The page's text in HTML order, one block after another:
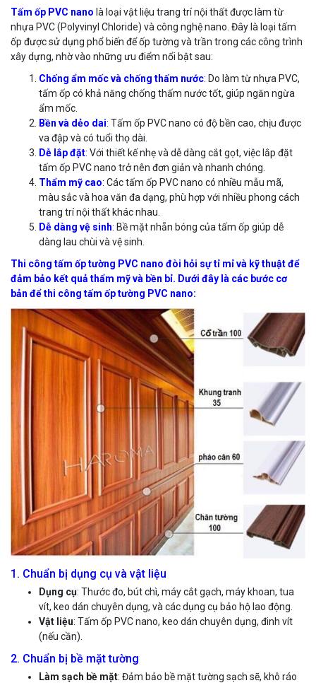
Tấm ốp PVC nano là loại vật liệu trang trí nội thất được làm từ
nhựa PVC (Polyvinyl Chloride) và công nghệ nano. Đây là loại tấm
ốp được sử dụng phổ biến để ốp tường và trần trong các công trình
xây dựng, nhờ vào những ưu điểm nổi bật sau:
Chống ẩm mốc và chống thấm nước: Do làm từ nhựa PVC,
tấm ốp có khả năng chống thấm nước tốt, giúp ngăn ngừa
ẩm mốc.
Bền và dẻo dai: Tấm ốp PVC nano có độ bền cao, chịu được
va đập và có tuổi thọ dài.
Dễ lắp đặt: Với thiết kế nhẹ và dễ dàng cắt gọt, việc lắp đặt
tấm ốp PVC nano trở nên đơn giản và nhanh chóng.
Thẩm mỹ cao: Các tấm ốp PVC nano có nhiều mẫu mã,
màu sắc và hoa văn đa dạng, phù hợp với nhiều phong cách
trang trí nội thất khác nhau.
Dễ dàng vệ sinh: Bề mặt nhẵn bóng của tấm ốp giúp dễ
dàng lau chùi và vệ sinh.
Thi công tấm ốp tường PVC nano đòi hỏi sự tỉ mỉ và kỹ thuật để
đảm bảo kết quả thẩm mỹ và bền bỉ. Dưới đây là các bước cơ
bản để thi công tấm ốp tường PVC nano:
1. Chuẩn bị dụng cụ và vật liệu
Dụng cụ: Thước đo, bút chì, máy cắt gạch, máy khoan, tua
vít, keo dán chuyên dụng, và các dụng cụ bảo hộ lao động.
Vật liệu: Tấm ốp PVC nano, keo dán chuyên dụng, đinh vít
(nếu cần).
2. Chuẩn bị bề mặt tường
Làm sạch bề mặt: Đảm bảo bề mặt tường sạch sẽ, khô ráo